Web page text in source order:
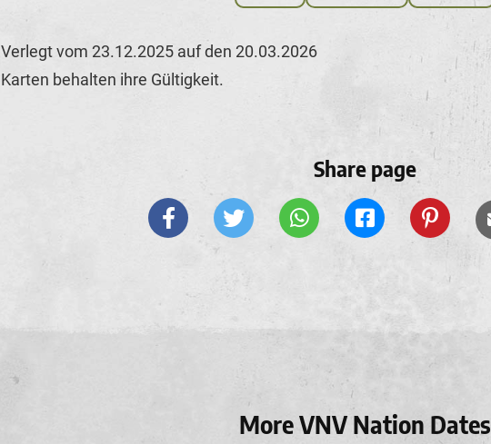
Verlegt vom 23.12.2025 auf den 20.03.2026
Karten behalten ihre Gültigkeit.
Share page
More VNV Nation Dates